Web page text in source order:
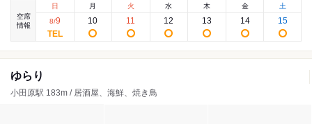
空席
情報
日
8/9
月
10
火
11
水
12
木
13
金
14
土
15
ゆらり
小田原駅 183m / 居酒屋、海鮮、焼き鳥